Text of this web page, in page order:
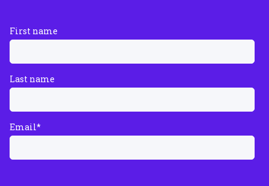
First name
Last name
Email*